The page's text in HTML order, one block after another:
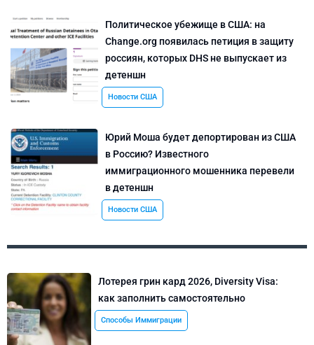
Политическое убежище в США: на
Change.org появилась петиция в защиту
россиян, которых DHS не выпускает из
детеншн
Новости США
Юрий Моша будет депортирован из США
в Россию? Известного
иммиграционного мошенника перевели
в детеншн
Новости США
Лотерея грин кард 2026, Diversity Visa:
как заполнить самостоятельно
Способы Иммиграции